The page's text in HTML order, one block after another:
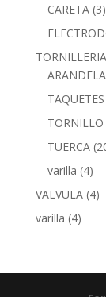
CARETA (3)
TORNILLERIA
TAQUETES
TORNILLO
TUERCA
varilla (4)
VALVULA (4)
varilla (4)